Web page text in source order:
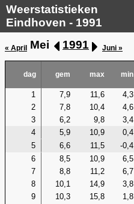
Weerstatistieken
Eindhoven - 1991
« April Mei 1991 Juni »
dag gem max min
1 7,9 11,6 4,3
2
7,8 10,4 4,6
3
6,2 9,8 3,4
4
5,9 10,9 0,4
5
6,6 11,5 -0,4
6
8,5 10,9 6,5
7
8,8 11,2 6,7
8
10,1 14,9 3,8
9
10,3 15,8 1,8